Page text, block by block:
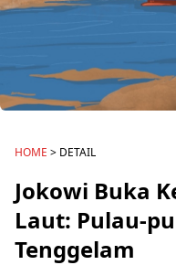
HOME > DETAIL
Jokowi Buka
Laut: Pulau-
Tenggelam